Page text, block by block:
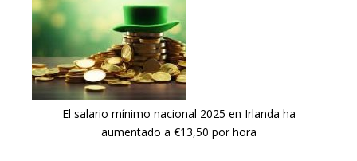
El salario mínimo nacional 2025 en Irlanda ha
aumentado a €13,50 por hora